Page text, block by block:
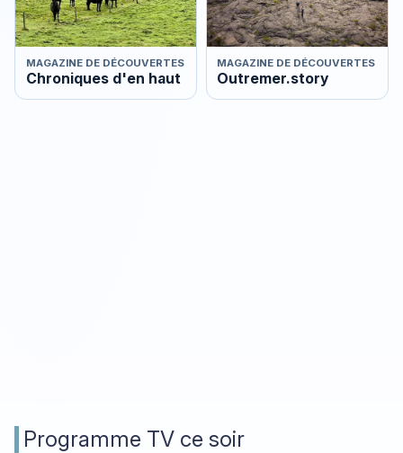
MAGAZINE DE DÉCOUVERTES
Chroniques d'en haut
MAGAZINE DE DÉCOUVERTES
Outremer.story
Programme TV ce soir